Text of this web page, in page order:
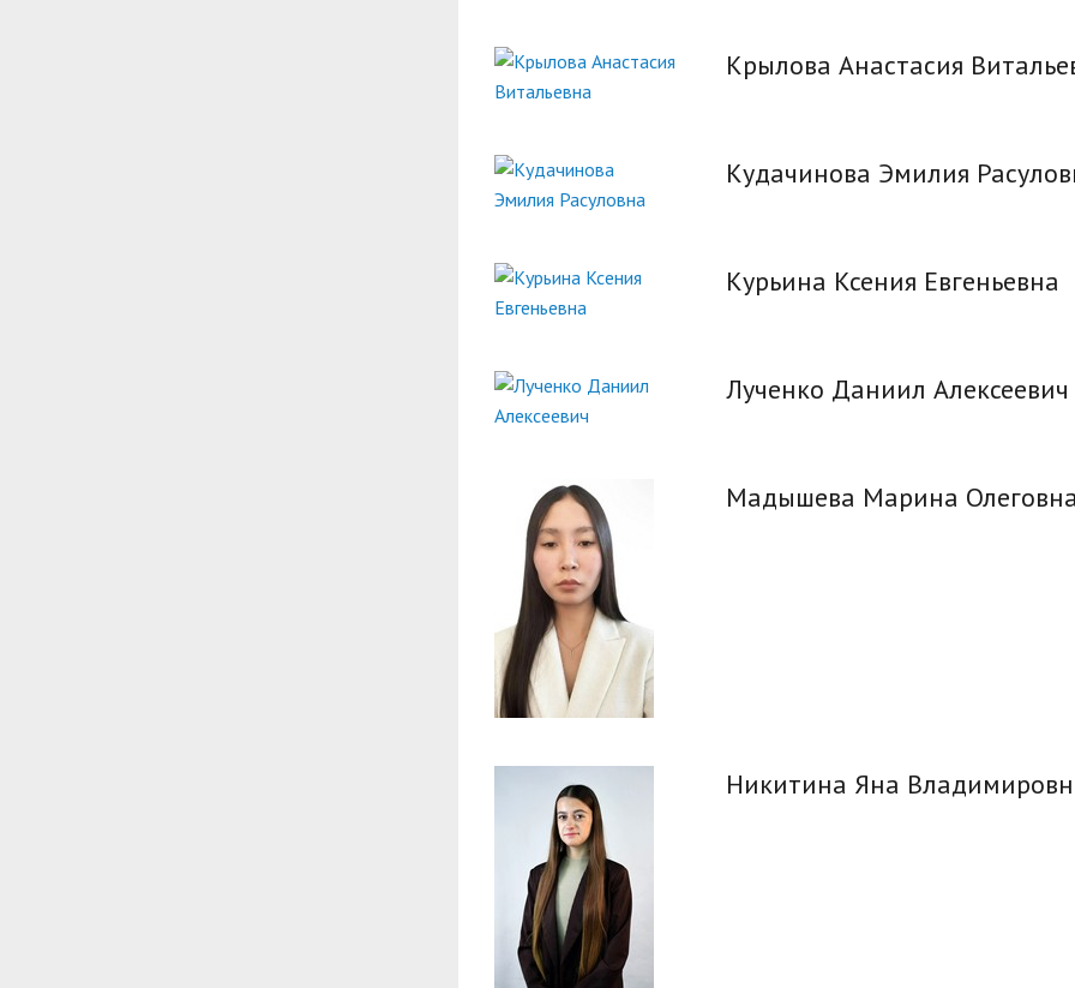
Крылова Анастасия
Кудачинова Эмилия
Курьина Ксения Евгеньевна
Лученко Даниил Алексеевич
Мадышева Марина
Никитина Яна